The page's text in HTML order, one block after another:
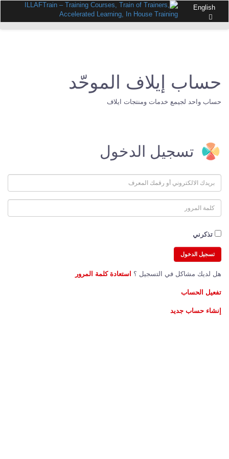
English
حساب إيلاف الموحّد
حساب واحد لجيمع خدمات ومنتجات ايلاف
تسجيل الدخول
تذكرني
هل لديك مشاكل في التسجيل ؟ استعادة كلمة المرور
تفعيل الحساب
إنشاء حساب جديد